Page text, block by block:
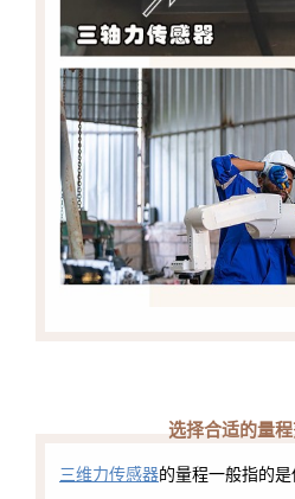
选择合适的量
三维力传感器的量程一般指的